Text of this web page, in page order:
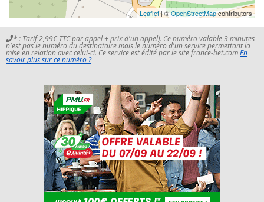
Leaflet| ©OpenStreetMapcontributors
* : Tarif 2,99€ TTC par appel + prix d'un appel). Ce numéro valable 3 minutes
n'est pas le numéro du destinataire mais le numéro d'un service permettant la
mise en relation avec celui-ci. Ce service est édité par le site france-bet.comEn
savoir plus sur ce numéro ?